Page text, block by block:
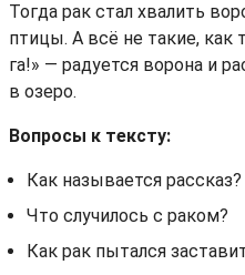
Тогда рак стал хвалить
птицы. А всё не такие,
га!» — радуется ворона и
в озеро.
Вопросы к тексту:
Как называется рассказ?
Что случилось с раком?
Как рак пытался